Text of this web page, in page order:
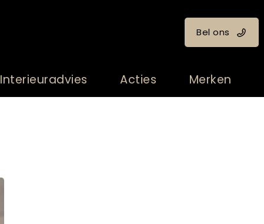
Bel ons
Interieuradvies Acties Merken